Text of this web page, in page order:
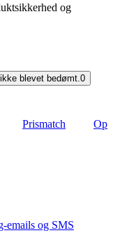
og
blevet bedømt. 0
Prismatch
Op
emails og SMS